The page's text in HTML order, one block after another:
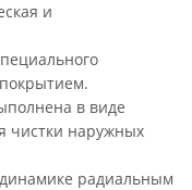
и
в виде
чистки наружных
радиальным